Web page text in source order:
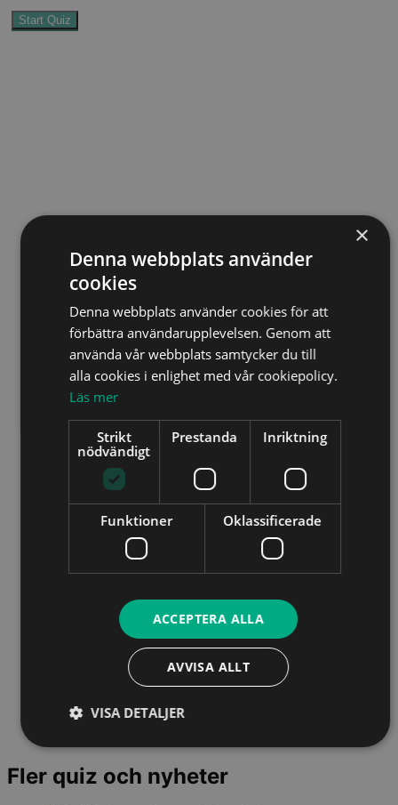
Start Quiz
Fler quiz och nyheter
×
Denna webbplats använder
cookies
Denna webbplats använder cookies för att
förbättra användarupplevelsen. Genom att
använda vår webbplats samtycker du till
alla cookies i enlighet med vår cookiepolicy.
Läs mer
Strikt
nödvändigt
Prestanda Inriktning
Funktioner Oklassificerade
ACCEPTERA ALLA
AVVISA ALLT
VISA DETALJER